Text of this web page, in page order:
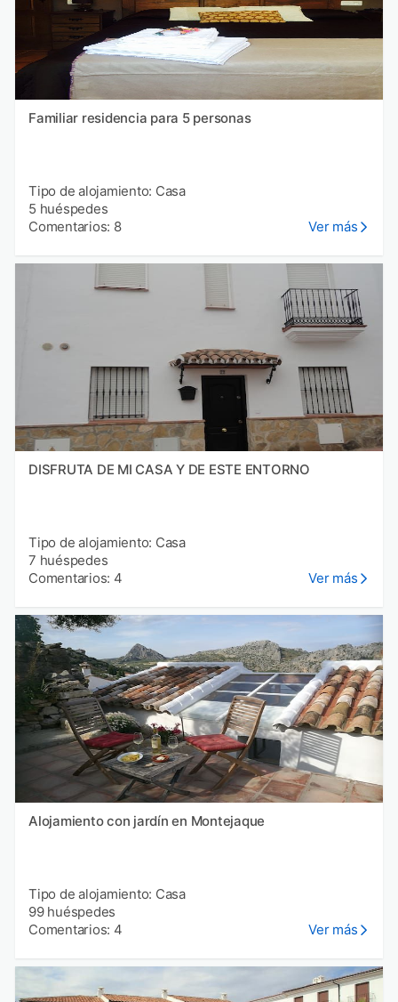
Familiar residencia para 5 personas
Tipo de alojamiento: Casa
5 huéspedes
Comentarios: 8
Ver más
DISFRUTA DE MI CASA Y DE ESTE ENTORNO
Tipo de alojamiento: Casa
7 huéspedes
Comentarios: 4
Ver más
Alojamiento con jardín en Montejaque
Tipo de alojamiento: Casa
99 huéspedes
Comentarios: 4
Ver más